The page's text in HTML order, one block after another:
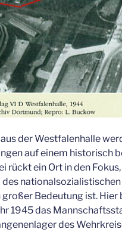
der Westfalenhalle
auf einem historisch
rückt ein Ort in den
nationalsozialistischen
Bedeutung ist. Hier
1945 das
des